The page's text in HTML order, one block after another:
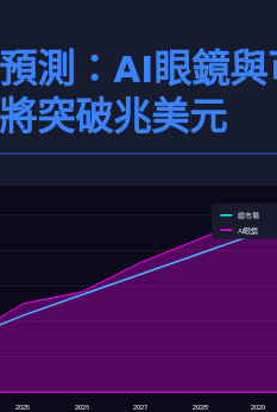
測：AI眼鏡
突破兆美元
2025 2026 2027 2028 2029
總市場
AI眼鏡